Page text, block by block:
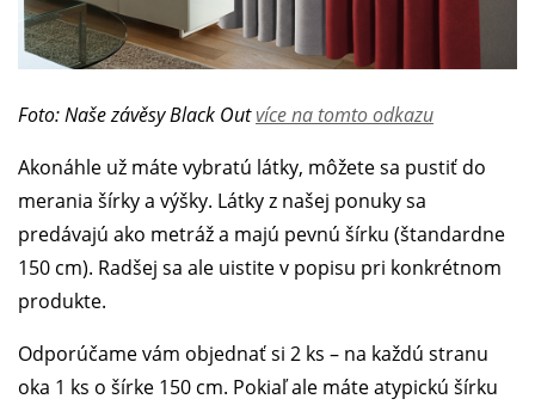
Foto: Naše závěsy Black Outvíce na tomto odkazu
Akonáhle už máte vybratú látky, môžete sa pustiť do
merania šírky a výšky. Látky z našej ponuky sa
predávajú ako metráž a majú pevnú šírku (štandardne
150 cm). Radšej sa ale uistite v popisu pri konkrétnom
produkte.
Odporúčame vám objednať si 2 ks – na každú stranu
oka 1 ks o šírke 150 cm. Pokiaľ ale máte atypickú šírku